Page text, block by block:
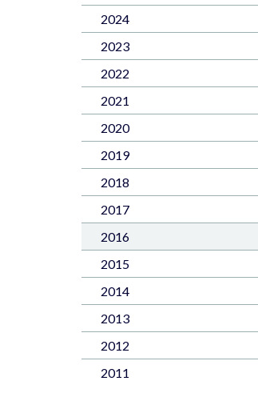
2024
2023
2022
2021
2020
2019
2018
2017
2016
2015
2014
2013
2012
2011